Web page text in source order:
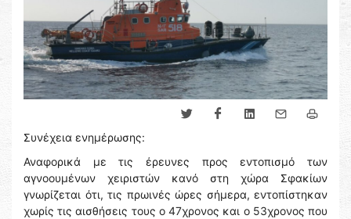
Συνέχεια ενημέρωσης:
Αναφορικά με τις έρευνες προς εντοπισμό των
αγνοουμένων χειριστών κανό στη χώρα Σφακίων
γνωρίζεται ότι, τις πρωινές ώρες σήμερα, εντοπίστηκαν
χωρίς τις αισθήσεις τους ο 47χρονος και ο 53χρονος που